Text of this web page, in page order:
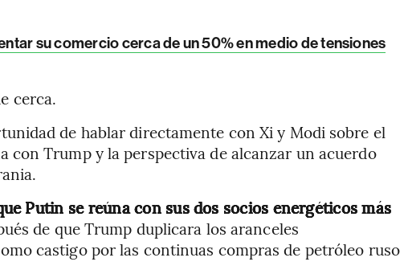
su comercio cerca de un 50% en medio de tensiones
cerca.
de hablar directamente con Xi y Modi sobre el
con Trump y la perspectiva de alcanzar un acuerdo
Putin se reúna con sus dos socios energéticos más
de que Trump duplicara los aranceles
castigo por las continuas compras de petróleo ruso